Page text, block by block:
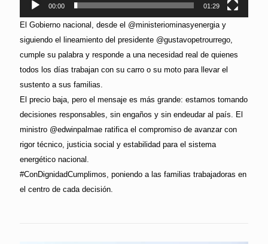
00:00 01:29
El Gobierno nacional, desde el @ministeriominasyenergia y
siguiendo el lineamiento del presidente @gustavopetrourrego,
cumple su palabra y responde a una necesidad real de quienes
todos los días trabajan con su carro o su moto para llevar el
sustento a sus familias.
El precio baja, pero el mensaje es más grande: estamos tomando
decisiones responsables, sin engaños y sin endeudar al país. El
ministro @edwinpalmae ratifica el compromiso de avanzar con
rigor técnico, justicia social y estabilidad para el sistema
energético nacional.
#ConDignidadCumplimos, poniendo a las familias trabajadoras en
el centro de cada decisión.